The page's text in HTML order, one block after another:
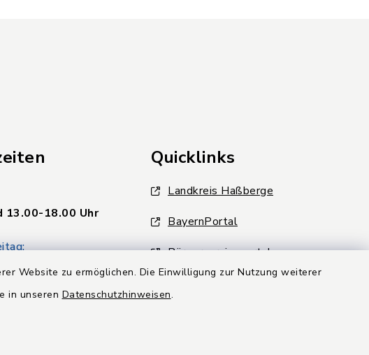
Website zu ermöglichen. Die Einwilligung zur Nutzung weiterer
in unseren Datenschutzhinweisen.
13.00-18.00 Uhr
Quicklinks
Landkreis Haßberge
BayernPortal
Bürgerserviceportal